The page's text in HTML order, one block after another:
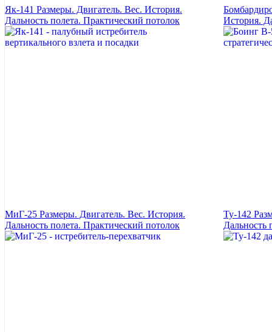
Як-141 Размеры. Двигатель. Вес. История.
Дальность полета. Практический потолок
История.
МиГ-25 Размеры. Двигатель. Вес. История.
Дальность полета. Практический потолок
Ту-142
Дальность